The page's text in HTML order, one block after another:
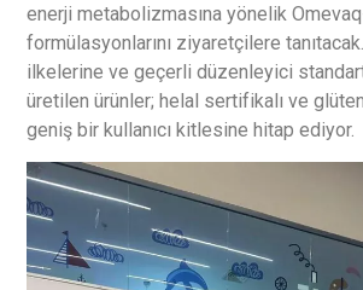
enerji metabolizmasına yönelik
formülasyonlarını ziyaretçilere
ilkelerine ve geçerli düzenleyici
üretilen ürünler; helal sertifikalı ve
geniş bir kullanıcı kitlesine hitap ediyor.